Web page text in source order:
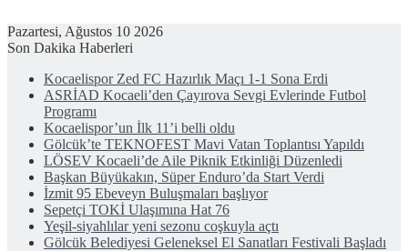
Pazartesi, Ağustos 10 2026
Son Dakika Haberleri
Kocaelispor Zed FC Hazırlık Maçı 1-1 Sona Erdi
ASRİAD Kocaeli’den Çayırova Sevgi Evlerinde Futbol
Programı
Kocaelispor’un İlk 11’i belli oldu
Gölcük’te TEKNOFEST Mavi Vatan Toplantısı Yapıldı
LÖSEV Kocaeli’de Aile Piknik Etkinliği Düzenledi
Başkan Büyükakın, Süper Enduro’da Start Verdi
İzmit 95 Ebeveyn Buluşmaları başlıyor
Sepetçi TOKİ Ulaşımına Hat 76
Yeşil-siyahlılar yeni sezonu coşkuyla açtı
Gölcük Belediyesi Geleneksel El Sanatları Festivali Başladı